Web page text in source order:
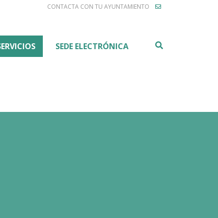
CONTACTA CON TU AYUNTAMIENTO
SEDE ELECTRÓNICA